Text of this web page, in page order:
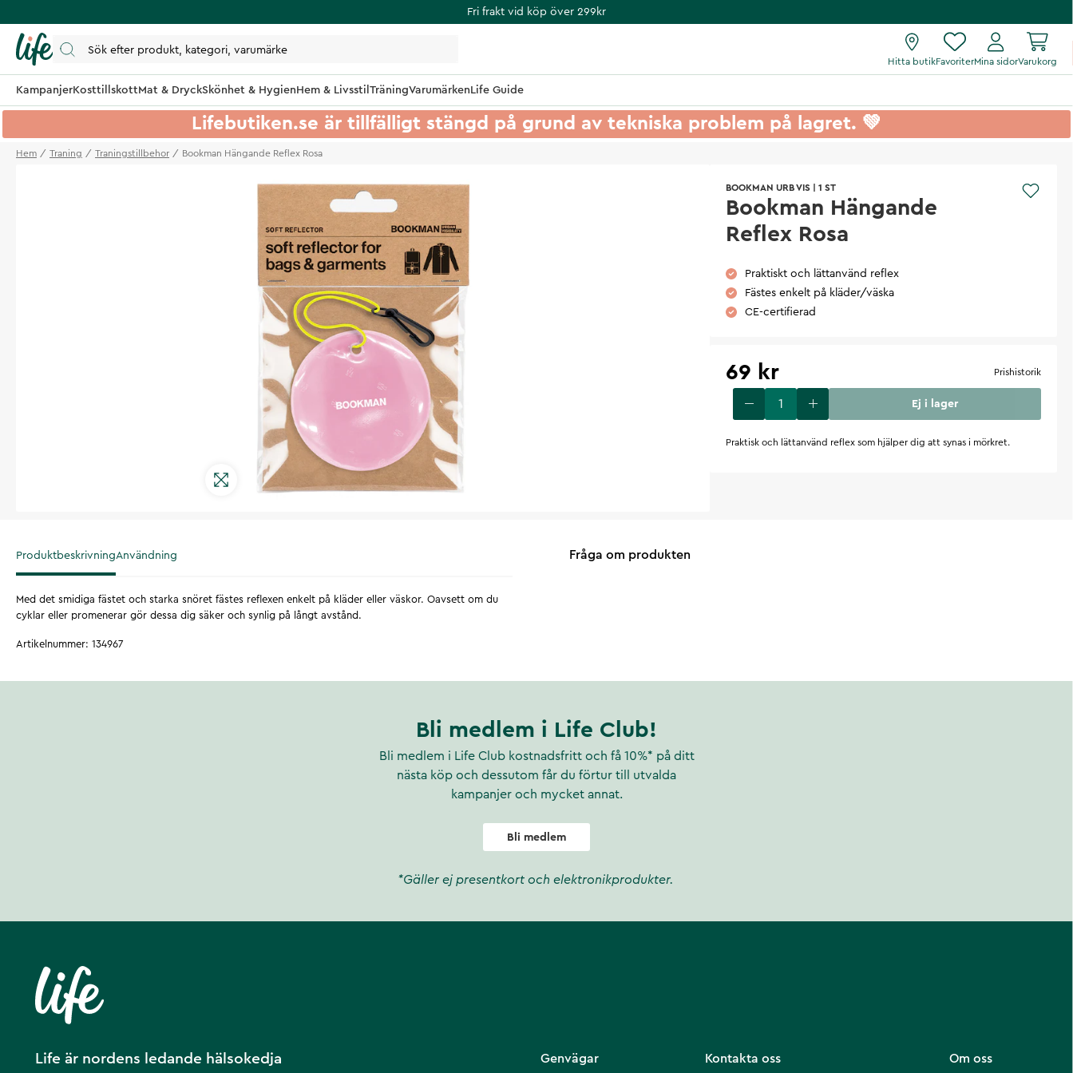
Fri frakt vid köp över 299kr
Hitta butikFavoriterMina sidorVarukorg
KampanjerKosttillskottMat & DryckSkönhet & HygienHem & Livsstil TräningVarumärkenLife Guide
Lifebutiken.se är tillfälligt stängd på grund av tekniska problem på lagret. 💚
Hem Traning Traningstillbehor Bookman Hängande Reflex Rosa
BOOKMAN URB VIS 1 ST
Bookman Hängande
Reflex Rosa
Praktiskt och lättanvänd reflex
Fästes enkelt på kläder/väska
CE-certifierad
69 kr Prishistorik
Ej i lager
Praktisk och lättanvänd reflex som hjälper dig att synas i mörkret.
ProduktbeskrivningAnvändning
Med det smidiga fästet och starka snöret fästes reflexen enkelt på kläder eller väskor. Oavsett om du
cyklar eller promenerar gör dessa dig säker och synlig på långt avstånd.
Artikelnummer: 134967
Fråga om produkten
Bli medlem i Life Club!
Bli medlem i Life Club kostnadsfritt och få 10%* på ditt
nästa köp och dessutom får du förtur till utvalda
kampanjer och mycket annat.
Bli medlem
*Gäller ej presentkort och elektronikprodukter.
Life är nordens ledande hälsokedja Om oss
Kontakta oss
Genvägar